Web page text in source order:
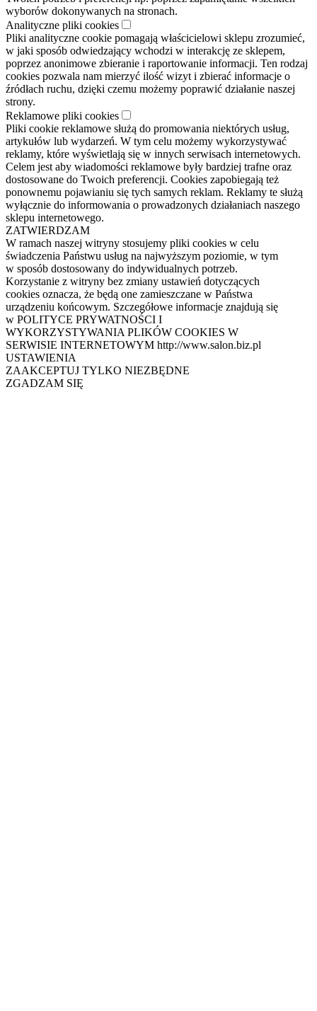
wyborów dokonywanych na stronach.
Analityczne pliki cookies
Pliki analityczne cookie pomagają właścicielowi sklepu zrozumieć,
w jaki sposób odwiedzający wchodzi w interakcję ze sklepem,
poprzez anonimowe zbieranie i raportowanie informacji. Ten rodzaj
cookies pozwala nam mierzyć ilość wizyt i zbierać informacje o
źródłach ruchu, dzięki czemu możemy poprawić działanie naszej
strony.
Reklamowe pliki cookies
Pliki cookie reklamowe służą do promowania niektórych usług,
artykułów lub wydarzeń. W tym celu możemy wykorzystywać
reklamy, które wyświetlają się w innych serwisach internetowych.
Celem jest aby wiadomości reklamowe były bardziej trafne oraz
dostosowane do Twoich preferencji. Cookies zapobiegają też
ponownemu pojawianiu się tych samych reklam. Reklamy te służą
wyłącznie do informowania o prowadzonych działaniach naszego
sklepu internetowego.
ZATWIERDZAM
W ramach naszej witryny stosujemy pliki cookies w celu
świadczenia Państwu usług na najwyższym poziomie, w tym
w sposób dostosowany do indywidualnych potrzeb.
Korzystanie z witryny bez zmiany ustawień dotyczących
cookies oznacza, że będą one zamieszczane w Państwa
urządzeniu końcowym. Szczegółowe informacje znajdują się
w POLITYCE PRYWATNOŚCI I
WYKORZYSTYWANIA PLIKÓW COOKIES W
SERWISIE INTERNETOWYM http://www.salon.biz.pl
USTAWIENIA
ZAAKCEPTUJ TYLKO NIEZBĘDNE
ZGADZAM SIĘ